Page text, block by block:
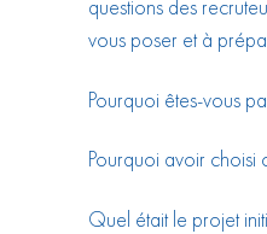
questions des
vous poser et à
Pourquoi êtes-vous
Pourquoi avoir choisi
Quel était le projet